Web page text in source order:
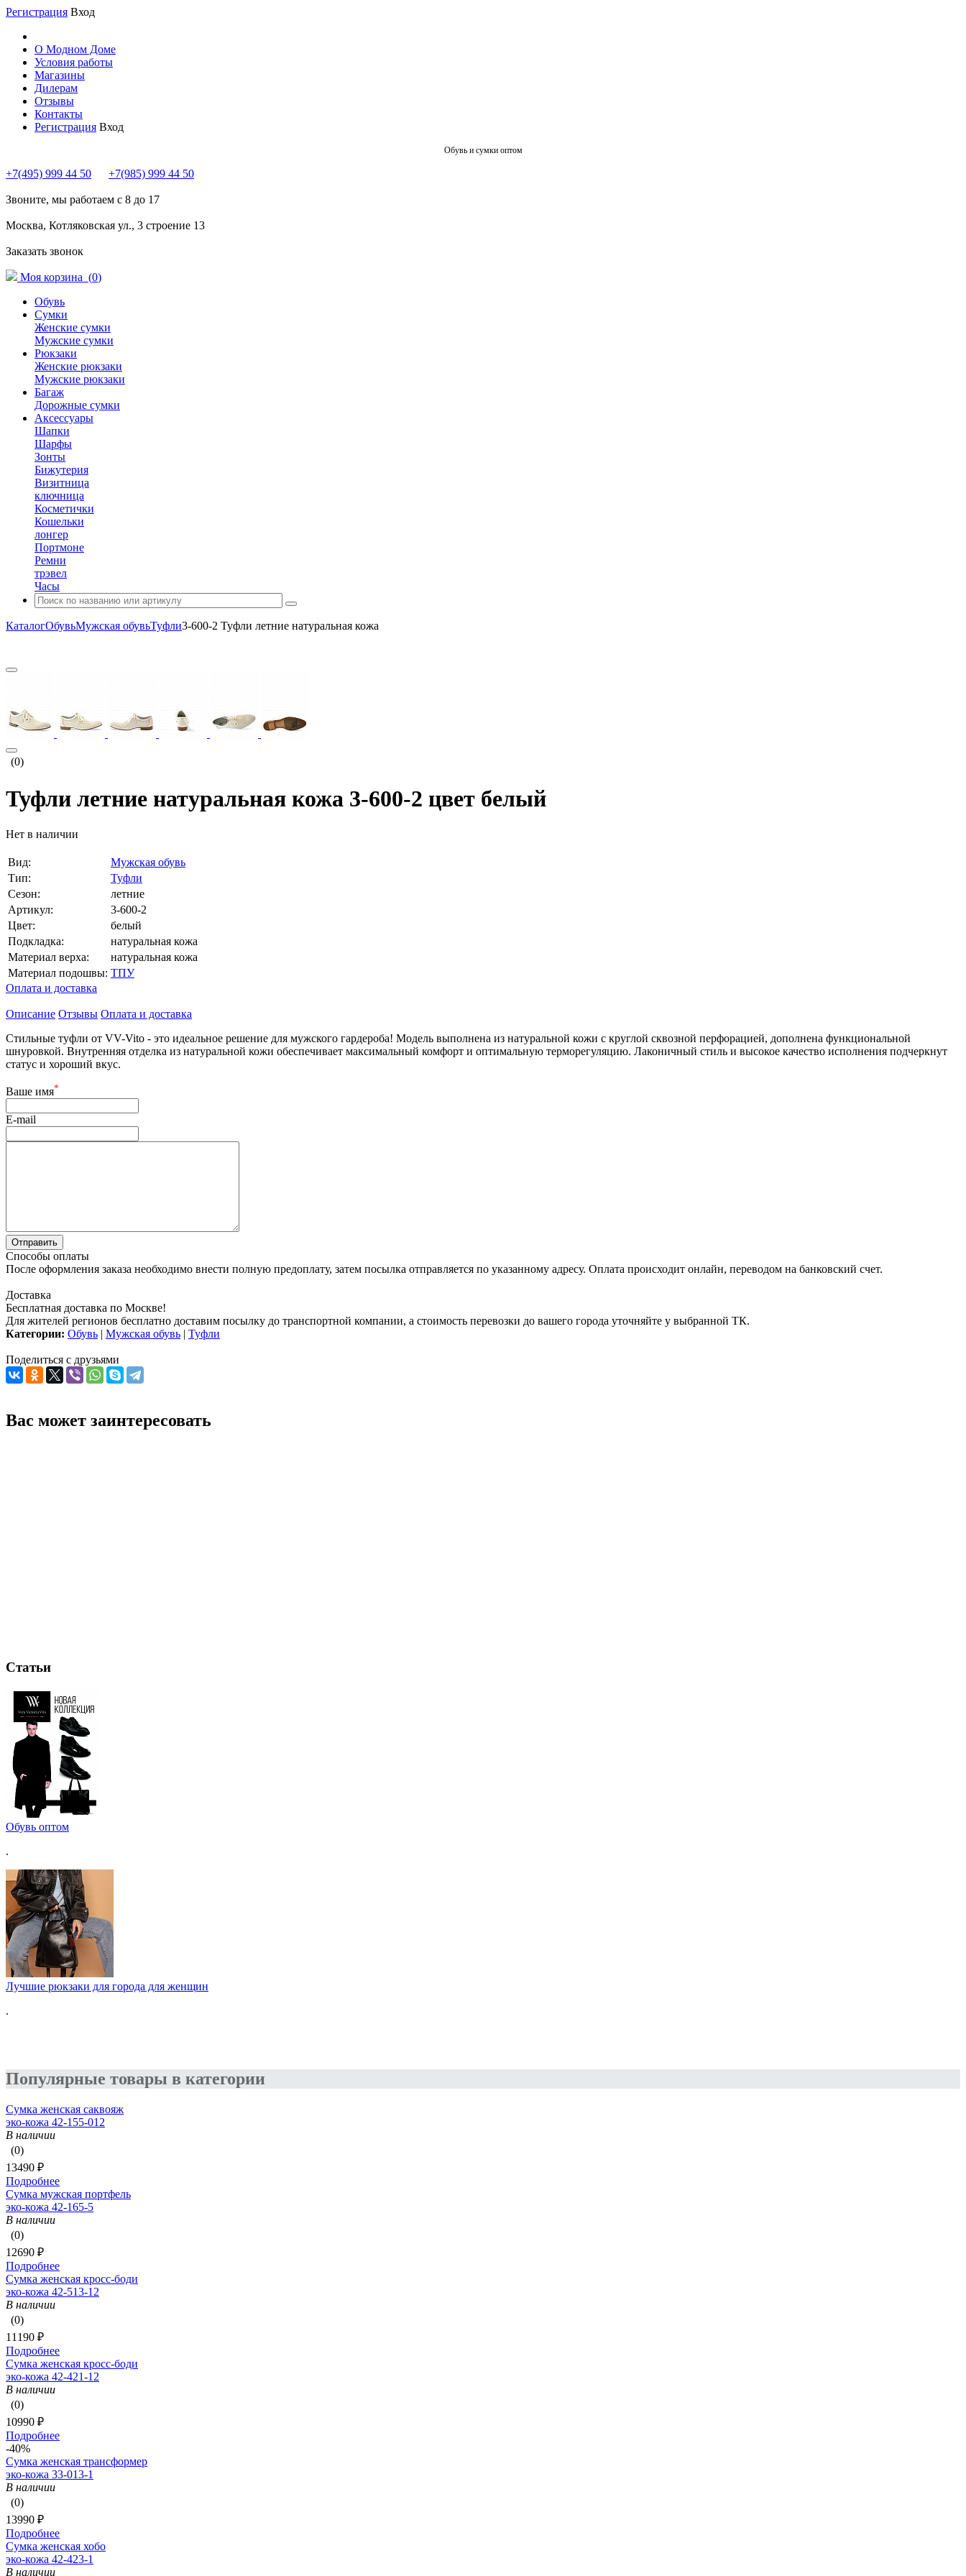
Регистрация Вход
О Модном Доме
Условия работы
Магазины
Дилерам
Отзывы
Контакты
Регистрация Вход
Обувь и сумки оптом
+7(495) 999 44 50 +7(985) 999 44 50
Звоните, мы работаем с 8 до 17
Москва, Котляковская ул., 3 строение 13
Заказать звонок
Моя корзина (0)
Обувь
Сумки
Женские сумки
Мужские сумки
Рюкзаки
Женские рюкзаки
Мужские рюкзаки
Багаж
Дорожные сумки
Аксессуары
Шапки
Шарфы
Зонты
Бижутерия
Визитница
ключница
Косметички
Кошельки
лонгер
Портмоне
Ремни
трэвел
Часы
КаталогОбувьМужская обувьТуфли3-600-2 Туфли летние натуральная кожа
(0)
Туфли летние натуральная кожа 3-600-2 цвет белый
Нет в наличии
Вид:
Мужская обувь
Тип:
Туфли
Сезон:
летние
Артикул:
3-600-2
Цвет:
белый
Подкладка:
натуральная кожа
Материал верха:
натуральная кожа
Материал подошвы: ТПУ
Оплата и доставка
Описание Отзывы Оплата и доставка
Стильные туфли от VV-Vito - это идеальное решение для мужского гардероба! Модель выполнена из натуральной кожи с круглой сквозной перфорацией, дополнена функциональной
шнуровкой. Внутренняя отделка из натуральной кожи обеспечивает максимальный комфорт и оптимальную терморегуляцию. Лаконичный стиль и высокое качество исполнения подчеркнут
статус и хороший вкус.
Ваше имя*
E-mail
Способы оплаты
После оформления заказа необходимо внести полную предоплату, затем посылка отправляется по указанному адресу. Оплата происходит онлайн, переводом на банковский счет.
Доставка
Бесплатная доставка по Москве!
Для жителей регионов бесплатно доставим посылку до транспортной компании, а стоимость перевозки до вашего города уточняйте у выбранной ТК.
Категории: Обувь | Мужская обувь | Туфли
Поделиться с друзьями
Вас может заинтересовать
Статьи
Обувь оптом
.
Лучшие рюкзаки для города для женщин
.
Популярные товары в категории
Сумка женская саквояж
эко-кожа 42-155-012
В наличии
(0)
13490 ₽
Подробнее
Сумка мужская портфель
эко-кожа 42-165-5
В наличии
(0)
12690 ₽
Подробнее
Сумка женская кросс-боди
эко-кожа 42-513-12
В наличии
(0)
11190 ₽
Подробнее
Сумка женская кросс-боди
эко-кожа 42-421-12
В наличии
(0)
10990 ₽
Подробнее
-40%
Сумка женская трансформер
эко-кожа 33-013-1
В наличии
(0)
13990 ₽
Подробнее
Сумка женская хобо
эко-кожа 42-423-1
В наличии